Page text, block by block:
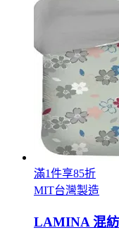
滿1件享85折
MIT台灣製造
LAMINA 混